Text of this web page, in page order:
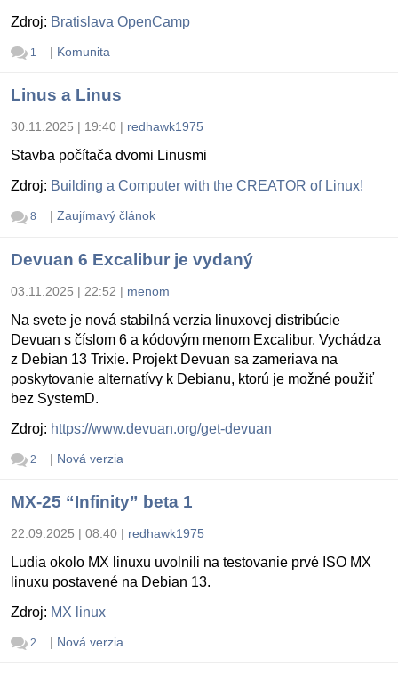
Zdroj: Bratislava OpenCamp
1 | Komunita
Linus a Linus
30.11.2025 | 19:40 | redhawk1975
Stavba počítača dvomi Linusmi
Zdroj: Building a Computer with the CREATOR of Linux!
8 | Zaujímavý článok
Devuan 6 Excalibur je vydaný
03.11.2025 | 22:52 | menom
Na svete je nová stabilná verzia linuxovej distribúcie
Devuan s číslom 6 a kódovým menom Excalibur. Vychádza
z Debian 13 Trixie. Projekt Devuan sa zameriava na
poskytovanie alternatívy k Debianu, ktorú je možné použiť
bez SystemD.
Zdroj: https://www.devuan.org/get-devuan
2 | Nová verzia
MX-25 “Infinity” beta 1
22.09.2025 | 08:40 | redhawk1975
Ludia okolo MX linuxu uvolnili na testovanie prvé ISO MX
linuxu postavené na Debian 13.
Zdroj: MX linux
2 | Nová verzia